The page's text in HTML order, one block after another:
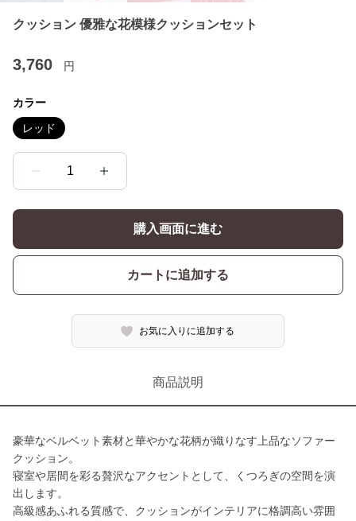
クッション 優雅な花模様クッションセット
3,760 円
カラー
レッド
1
購入画面に進む
カートに追加する
お気に入りに追加する
商品説明
豪華なベルベット素材と華やかな花柄が織りなす上品なソファー
クッション。
寝室や居間を彩る贅沢なアクセントとして、くつろぎの空間を演
出します。
高級感あふれる質感で、クッションがインテリアに格調高い雰囲